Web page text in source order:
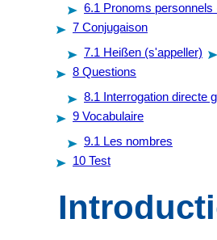
6.1 Pronoms personnels
7 Conjugaison
7.1 Heißen (s'appeller)
8 Questions
8.1 Interrogation directe
9 Vocabulaire
9.1 Les nombres
10 Test